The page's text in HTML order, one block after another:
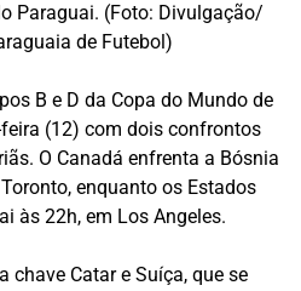
Paraguai. (Foto: Divulgação/
de Futebol)
B e D da Copa do Mundo de
(12) com dois confrontos
O Canadá enfrenta a Bósnia
enquanto os Estados
às 22h, em Los Angeles.
chave Catar e Suíça, que se